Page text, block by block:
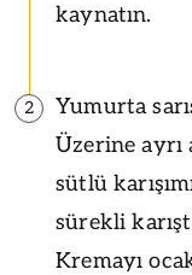
kaynatın.
2
Yumurta
Üzerine ayrı
sütlü
sürekli
Kremayı